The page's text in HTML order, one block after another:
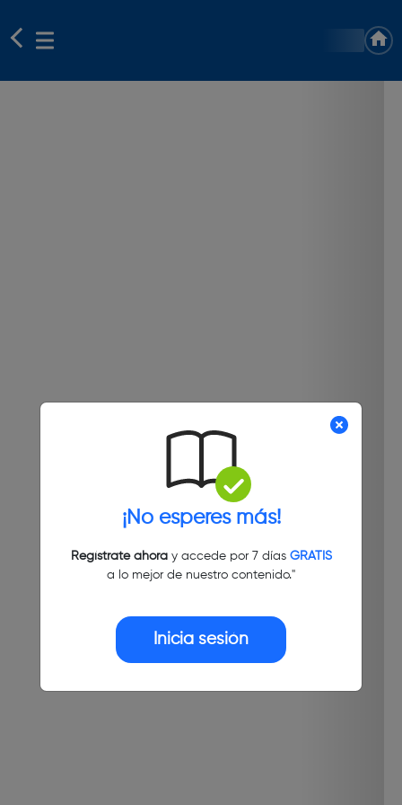
¡No esperes más!
Regístrate ahoray accede por 7 días GRATIS
a lo mejor de nuestro contenido."
Inicia sesión